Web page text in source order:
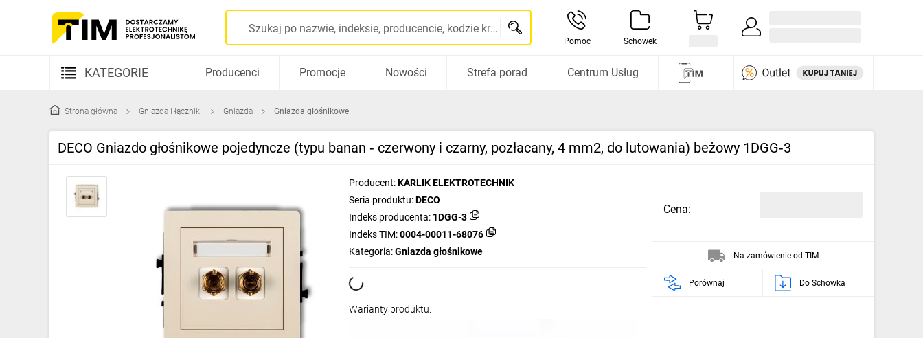
Szukaj po nazwie, indeksie, producencie, kodzie kreskowym...
Pomoc Schowek
KATEGORIE
Kable i przewody
Rozdzielnice i obudowy
Elementy prowadzenia kabli
Producenci Promocje Nowości Strefa porad Centrum Usług
Strona główna Gniazda i łączniki Gniazda Gniazda głośnikowe
DECO Gniazdo głośnikowe pojedyncze (typu banan ‑ czerwony i czarny, pozłacany, 4 mm2, do lutowania) beżowy 1DGG‑3
Producent:KARLIK ELEKTROTECHNIK
Seria produktu:DECO
Indeks producenta: 1DGG-3
Indeks TIM:0004-00011-68076
Kategoria:Gniazda głośnikowe
Warianty produktu:
Cena:
Na zamówienie od TIM
Porównaj Do Schowka